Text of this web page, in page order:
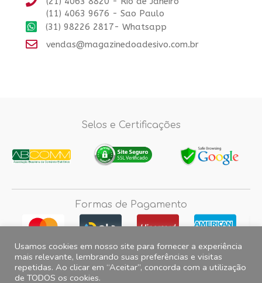
(11) 4063 9676 - Sao Paulo
(31) 98226 2817- Whatsapp
vendas@magazinedoadesivo.com.br
Selos e Certificações
Formas de Pagamento
Fotos e imagens meramente ilustrativas, 2012© 2026 Magazine do
Usamos cookies em nosso site para fornecer a experiência
mais relevante, lembrando suas preferências e visitas
repetidas. Ao clicar em “Aceitar”, concorda com a utilização
de TODOS os cookies.